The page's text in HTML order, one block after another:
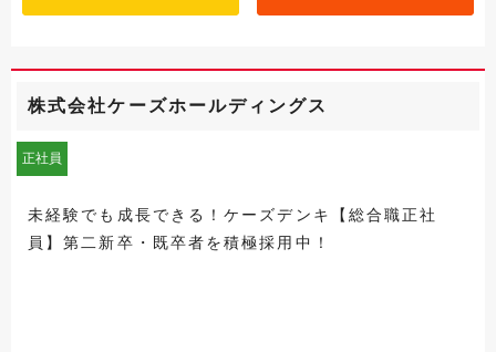
株式会社ケーズホールディングス
正社員
未経験でも成長できる！ケーズデンキ【総合職正社
員】第二新卒・既卒者を積極採用中！